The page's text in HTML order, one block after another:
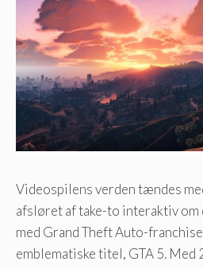
Videospilens verden tændes
afsløret af take-to interaktiv om
med Grand Theft Auto-
emblematiske titel, GTA 5.